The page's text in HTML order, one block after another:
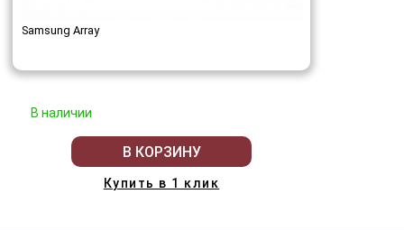
Samsung Array
В наличии
В КОРЗИНУ
Купить в 1 клик